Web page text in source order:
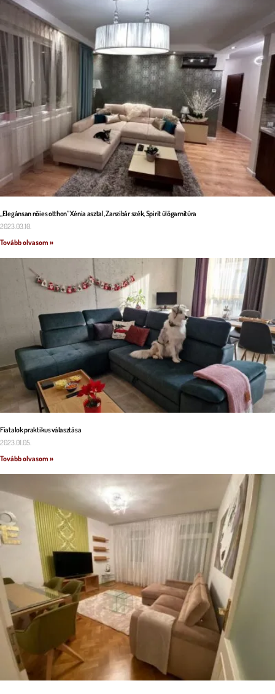
„Elegánsan nőies otthon” Xénia asztal, Zanzibár szék, Spirit ülőgarnitúra
2023.03.10.
Tovább olvasom »
Fiatalok praktikus választása
2023.01.05.
Tovább olvasom »